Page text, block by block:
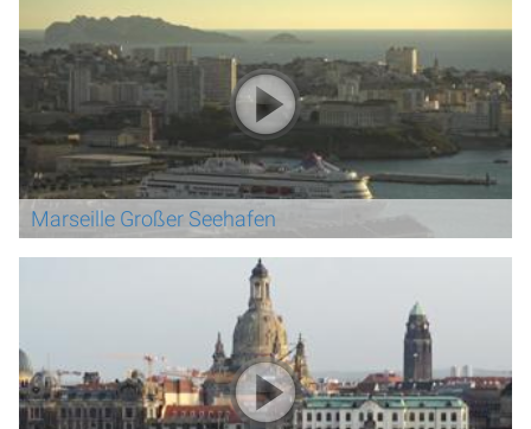
Marseille Großer Seehafen